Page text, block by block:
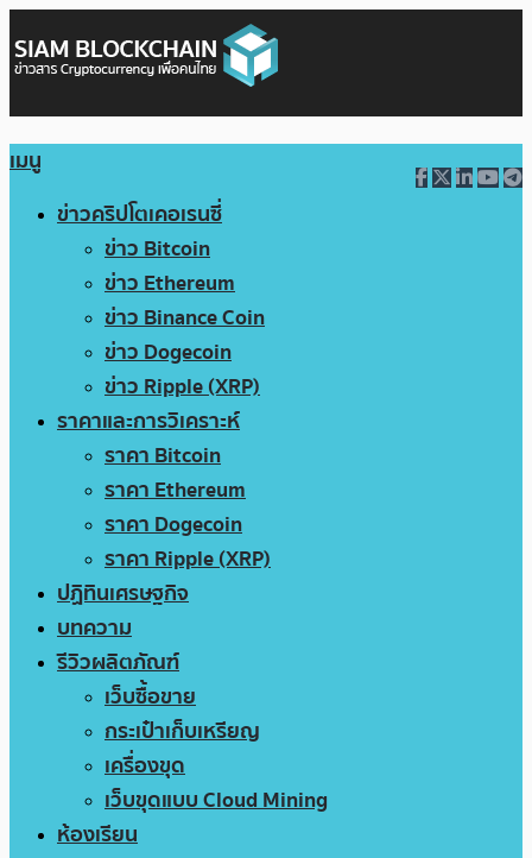
เมนู
ข่าวคริปโตเคอเรนซี่
ข่าว Bitcoin
ข่าว Ethereum
ข่าว Binance Coin
ข่าว Dogecoin
ข่าว Ripple (XRP)
ราคาและการวิเคราะห์
ราคา Bitcoin
ราคา Ethereum
ราคา Dogecoin
ราคา Ripple (XRP)
ปฏิทินเศรษฐกิจ
บทความ
รีวิวผลิตภัณฑ์
เว็บซื้อขาย
กระเป๋าเก็บเหรียญ
เครื่องขุด
เว็บขุดแบบ Cloud Mining
ห้องเรียน